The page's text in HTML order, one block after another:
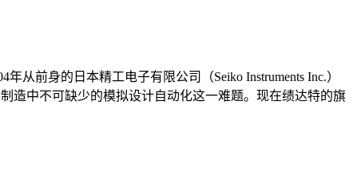
从前身的日本精工电子有限公司（Seiko Instruments Inc.）
造中不可缺少的模拟设计自动化这一难题。现在绩达特的旗